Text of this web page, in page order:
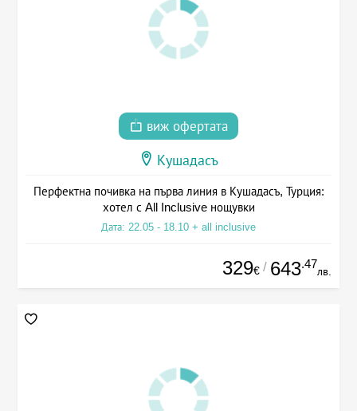
виж офертата
Кушадасъ
Перфектна почивка на първа линия в Кушадасъ, Турция:
хотел с All Inclusive нощувки
Дата: 22.05 - 18.10 + all inclusive
329€ / 643.47
лв.